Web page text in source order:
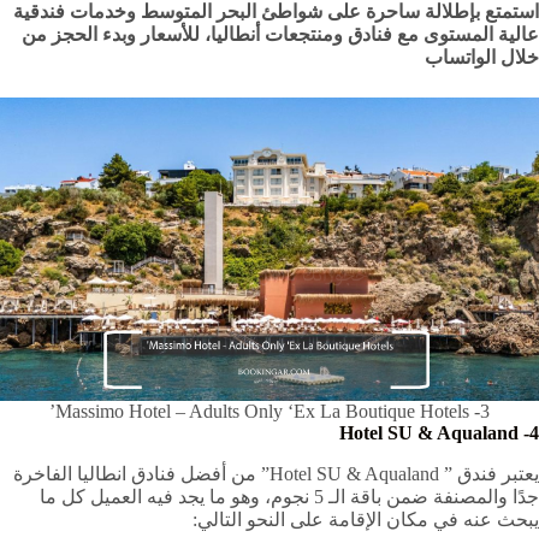
استمتع بإطلالة ساحرة على شواطئ البحر المتوسط وخدمات فندقية
عالية المستوى مع فنادق ومنتجعات أنطاليا، للأسعار وبدء الحجز من
خلال الواتساب
3- Massimo Hotel – Adults Only ‘Ex La Boutique Hotels’
4-
Hotel SU & Aqualand
يعتبر فندق ” Hotel SU & Aqualand” من أفضل فنادق انطاليا الفاخرة
جدًا والمصنفة ضمن باقة الـ 5 نجوم، وهو ما يجد فيه العميل كل ما
يبحث عنه في مكان الإقامة على النحو التالي: